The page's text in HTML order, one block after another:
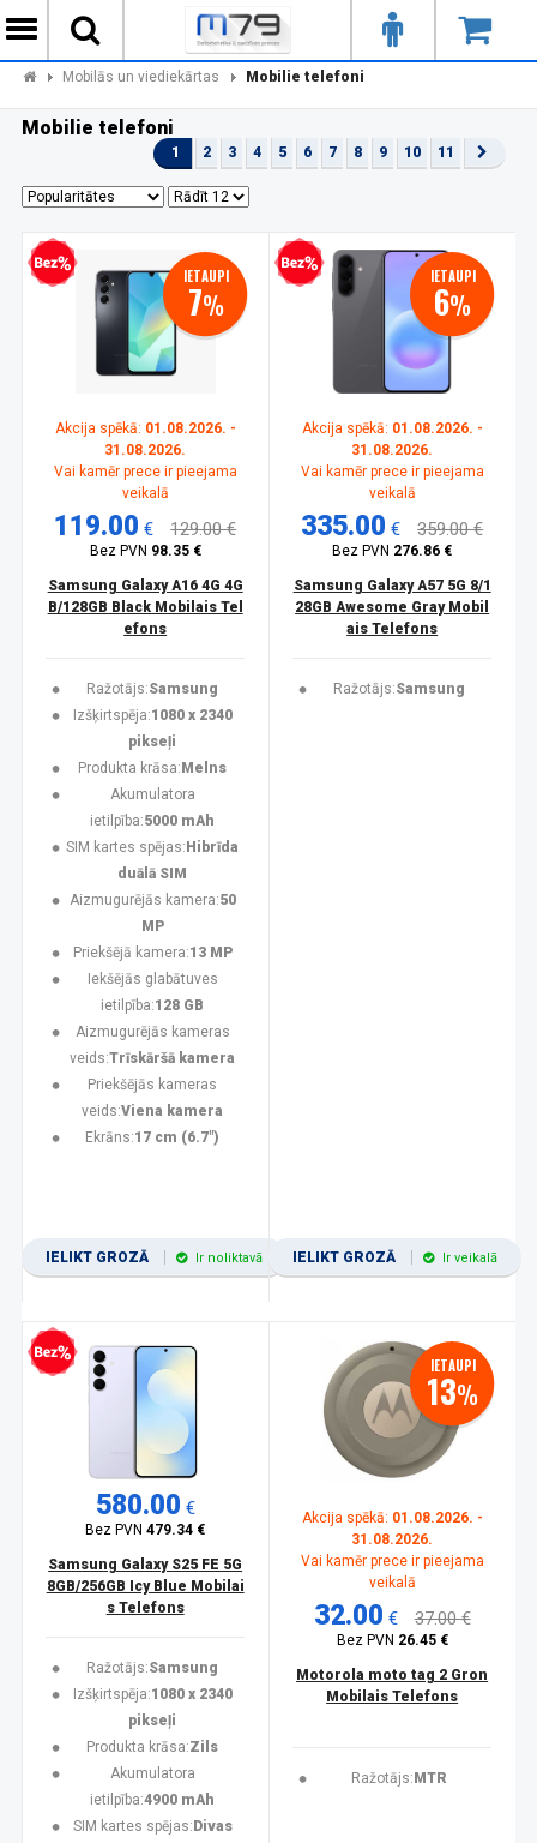
Mobilās un viediekārtas Mobilie telefoni
Mobilie telefoni
1 2 3 4 5 6 7 8 9 10 11
kredīts IETAUPI
7%
Akcija spēkā: 01.08.2026. -
31.08.2026.
Vai kamēr prece ir pieejama
veikalā
119.00 € 129.00 €
Bez PVN 98.35 €
Samsung Galaxy A16 4G 4G
B/128GB Black Mobilais Tel
efons
Ražotājs:Samsung
Izšķirtspēja:1080 x 2340
pikseļi
Produkta krāsa: Melns
Akumulatora
ietilpība:5000 mAh
SIM kartes spējas: Hibrīda
duālā SIM
Aizmugurējās kamera:50
MP
Priekšējā kamera:13 MP
Iekšējās glabātuves
ietilpība:128 GB
Aizmugurējās kameras
veids:Trīskāršā kamera
Priekšējās kameras
veids:Viena kamera
Ekrāns:17 cm (6.7")
IELIKT GROZĀ Ir noliktavā
Bezprocentu kredīts IETAUPI
6%
Akcija spēkā: 01.08.2026. -
31.08.2026.
Vai kamēr prece ir pieejama
veikalā
335.00 € 359.00 €
Bez PVN 276.86 €
Samsung Galaxy A57 5G 8/1
28GB Awesome Gray Mobil
ais Telefons
Ražotājs:Samsung
IELIKT GROZĀ Ir veikalā
kredīts
580.00 €
Bez PVN479.34 €
Samsung Galaxy S25 FE 5G
8GB/256GB Icy Blue Mobilai
s Telefons
Ražotājs:Samsung
Izšķirtspēja:1080 x 2340
pikseļi
Produkta krāsa:Zils
Akumulatora
ietilpība:4900 mAh
SIM kartes spējas: Divas
IETAUPI
13%
Akcija spēkā: 01.08.2026. -
31.08.2026.
Vai kamēr prece ir pieejama
veikalā
32.00 € 37.00 €
Bez PVN 26.45 €
Motorola moto tag 2 Gron
Mobilais Telefons
Ražotājs: MTR